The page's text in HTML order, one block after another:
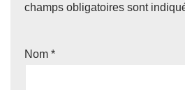
champs obligatoires sont
Nom *